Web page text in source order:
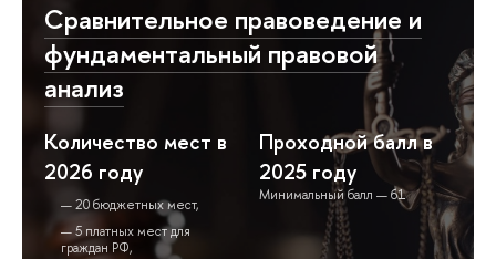
Сравнительное правоведение и
фундаментальный правовой
анализ
Количество мест в
2026 году
20 бюджетных мест,
5 платных мест для
граждан РФ,
Проходной балл в
2025 году
Минимальный балл — 61